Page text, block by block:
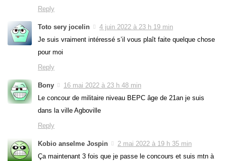
Reply
Toto sery jocelin
4 juin 2022 à 23 h 19 min
Je suis vraiment intéressé s’il vous plaît faite quelque chose
pour moi
Reply
Bony
16 mai 2022 à 23 h 48 min
Le concour de militaire niveau BEPC âge de 21an je suis
dans la ville Agboville
Reply
Kobio anselme Jospin
2 mai 2022 à 19 h 35 min
Ça maintenant 3 fois que je passe le concours et suis mtn à